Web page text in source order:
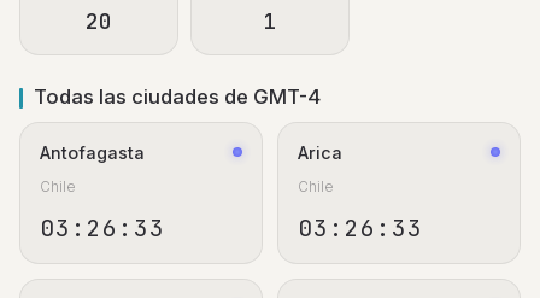
20 1
Todas las ciudades de GMT-4
Antofagasta
Chile
03:26:33
Arica
Chile
03:26:33